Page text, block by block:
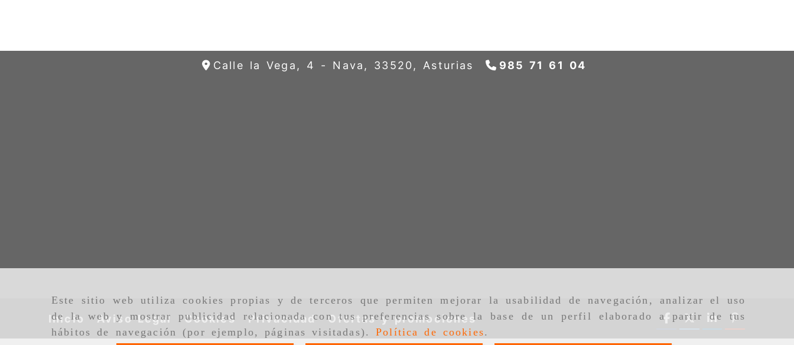
Este sitio web utiliza cookies propias y de terceros que permiten mejorar la usabilidad de navegación, analizar el uso
de la web y mostrar publicidad relacionada con tus preferencias sobre la base de un perfil elaborado a partir de tus
hábitos de navegación (por ejemplo, páginas visitadas).Política de cookies.
Calle la Vega, 4 - Nava, 33520, Asturias 985 71 61 04
Inicio Aviso Legal Cookies Privacidad Ofertas y promociones